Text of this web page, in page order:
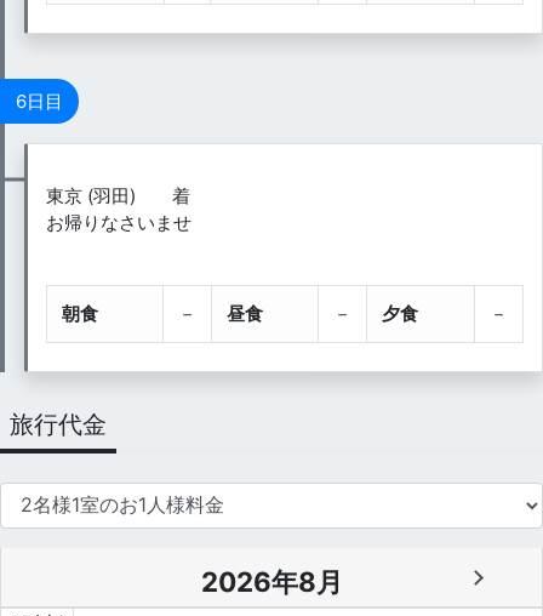
6日目
東京 (羽田) 着
お帰りなさいませ
朝食 － 昼食 － 夕食 －
旅行代金
2026年8月